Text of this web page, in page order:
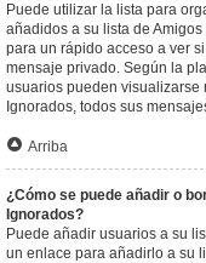
Puede utilizar la lista para
añadidos a su lista de
para un rápido acceso a ver
mensaje privado. Según la
usuarios pueden visualizarse
Ignorados, todos sus
Arriba
¿Cómo se puede añadir o
Ignorados?
Puede añadir usuarios a su
un enlace para añadirlo a su